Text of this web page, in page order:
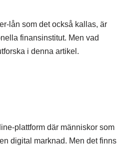
lån som det också kallas, är
finansinstitut. Men vad
i denna artikel.
plattform där människor som
digital marknad. Men det finns